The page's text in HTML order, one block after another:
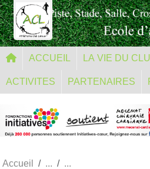
ACCUEIL LA VIE DU
ACTIVITES PARTENAIRES
Accueil
Panneau de gestion des cookies